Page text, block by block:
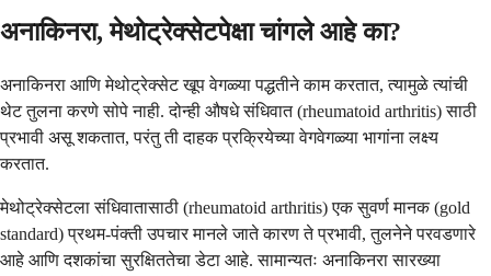
अनाकिनरा, मेथोट्रेक्सेटपेक्षा चांगले आहे का?
अनाकिनरा आणि मेथोट्रेक्सेट खूप वेगळ्या पद्धतीने काम करतात, त्यामुळे त्यांची
थेट तुलना करणे सोपे नाही. दोन्ही औषधे संधिवात (rheumatoid arthritis) साठी
प्रभावी असू शकतात, परंतु ती दाहक प्रक्रियेच्या वेगवेगळ्या भागांना लक्ष्य
करतात.
मेथोट्रेक्सेटला संधिवातासाठी (rheumatoid arthritis) एक सुवर्ण मानक (gold
standard) प्रथम-पंक्ती उपचार मानले जाते कारण ते प्रभावी, तुलनेने परवडणारे
आहे आणि दशकांचा सुरक्षिततेचा डेटा आहे. सामान्यतः अनाकिनरा सारख्या